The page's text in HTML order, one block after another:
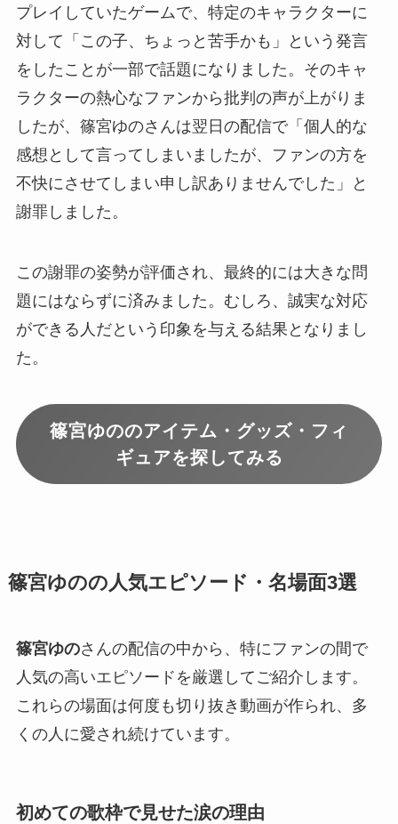
プレイしていたゲームで、特定のキャラクターに
対して「この子、ちょっと苦手かも」という発言
をしたことが一部で話題になりました。そのキャ
ラクターの熱心なファンから批判の声が上がりま
したが、篠宮ゆのさんは翌日の配信で「個人的な
感想として言ってしまいましたが、ファンの方を
不快にさせてしまい申し訳ありませんでした」と
謝罪しました。
この謝罪の姿勢が評価され、最終的には大きな問
題にはならずに済みました。むしろ、誠実な対応
ができる人だという印象を与える結果となりまし
た。
篠宮ゆののアイテム・グッズ・フィ
ギュアを探してみる
篠宮ゆのの人気エピソード・名場面3選
篠宮ゆのさんの配信の中から、特にファンの間で
人気の高いエピソードを厳選してご紹介します。
これらの場面は何度も切り抜き動画が作られ、多
くの人に愛され続けています。
初めての歌枠で見せた涙の理由